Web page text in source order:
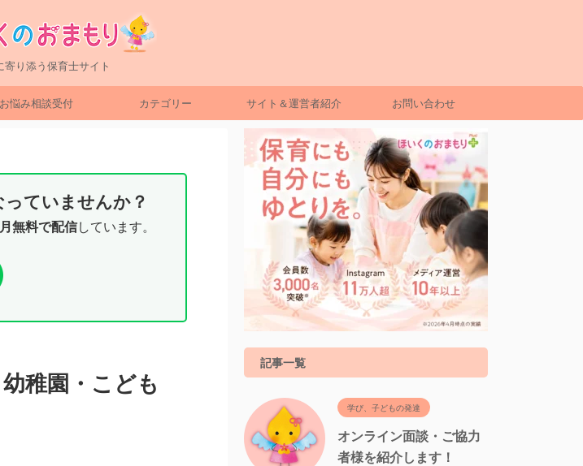
寄り添う保育士サイト
お悩み相談受付 カテゴリー サイト＆運営者紹介 お問い合わせ
ていませんか？
無料で配信しています。
稚園・こども
記事一覧
学び、子どもの発達
オンライン面談・ご協力
者様を紹介します！